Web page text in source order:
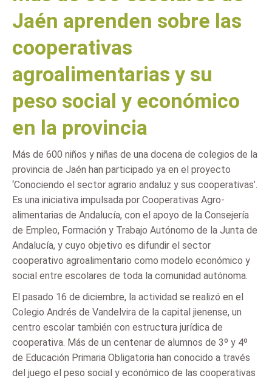
Jaén aprenden sobre las
cooperativas
agroalimentarias y su
peso social y económico
en la provincia
Más de 600 niños y niñas de una docena de colegios de la
provincia de Jaén han participado ya en el proyecto
‘Conociendo el sector agrario andaluz y sus cooperativas’.
Es una iniciativa impulsada por Cooperativas Agro-
alimentarias de Andalucía, con el apoyo de la Consejería
de Empleo, Formación y Trabajo Autónomo de la Junta de
Andalucía, y cuyo objetivo es difundir el sector
cooperativo agroalimentario como modelo económico y
social entre escolares de toda la comunidad autónoma.
El pasado 16 de diciembre, la actividad se realizó en el
Colegio Andrés de Vandelvira de la capital jienense, un
centro escolar también con estructura jurídica de
cooperativa. Más de un centenar de alumnos de 3º y 4º
de Educación Primaria Obligatoria han conocido a través
del juego el peso social y económico de las cooperativas